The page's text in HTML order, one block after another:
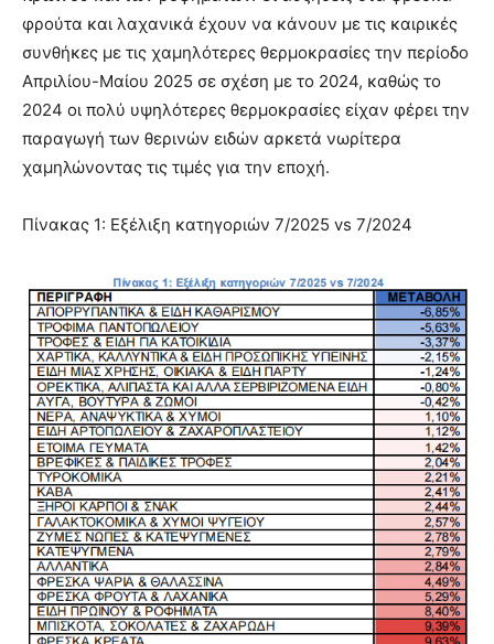
φρούτα και λαχανικά έχουν να κάνουν με τις καιρικές
συνθήκες με τις χαμηλότερες θερμοκρασίες την περίοδο
Απριλίου-Μαίου 2025 σε σχέση με το 2024, καθώς το
2024 οι πολύ υψηλότερες θερμοκρασίες είχαν φέρει την
παραγωγή των θερινών ειδών αρκετά νωρίτερα
χαμηλώνοντας τις τιμές για την εποχή.
Πίνακας 1: Εξέλιξη κατηγοριών 7/2025 vs 7/2024